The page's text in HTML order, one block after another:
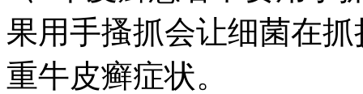
果用手搔抓会让细菌在
重牛皮癣症状。